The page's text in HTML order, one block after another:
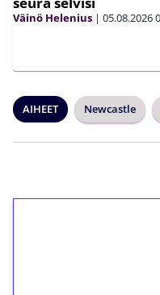
Väinö Helenius | 05.08.2026
AIHEET Newcastle